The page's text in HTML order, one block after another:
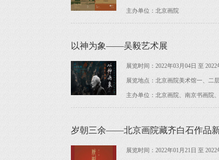
主办单位：北京画院
以神为象——吴毅艺术展
展览时间：2022年03月04日 至 2022
展览地点：北京画院美术馆一、二
主办单位：北京画院、南京书画院
岁朝三余——北京画院藏齐白石作品
展览时间：2022年01月21日 至 2022